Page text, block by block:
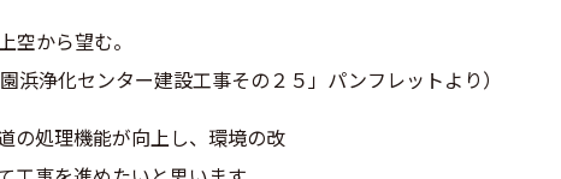
空から望む。
浜浄化センター建設工事その２５」パンフレットより）
の処理機能が向上し、環境の改